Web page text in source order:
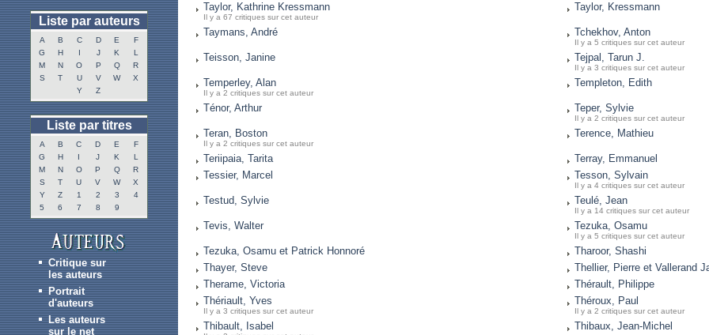
Liste par auteurs
A B C D E
F
G
H I J K
L
M
N O P Q
R
S
T U V W
X
Y
Z
Liste par titres
A B C D E
F
G
H I J K
L
M
N O P Q
R
S
T U V W
X
Y
Z 1 2 3
4
5
6 7 8 9
Critique sur
les auteurs
Portrait
d'auteurs
Les auteurs
sur le net
Taylor, Kathrine Kressmann
Il y a 67 critiques sur cet auteur
Taylor, Kressmann
Taymans, André Tchekhov, Anton
Il y a 5 critiques sur cet auteur
Teisson, Janine Tejpal, Tarun J.
Il y a 3 critiques sur cet auteur
Temperley, Alan
Il y a 2 critiques sur cet auteur
Templeton, Edith
Ténor, Arthur Teper, Sylvie
Il y a 2 critiques sur cet auteur
Teran, Boston
Il y a 2 critiques sur cet auteur
Terence, Mathieu
Teriipaia, Tarita
Terray, Emmanuel
Tessier, Marcel
Tesson, Sylvain
Il y a 4 critiques sur cet auteur
Testud, Sylvie Teulé, Jean
Il y a 14 critiques sur cet auteur
Tevis, Walter Tezuka, Osamu
Il y a 5 critiques sur cet auteur
Tezuka, Osamu et Patrick Honnoré
Tharoor, Shashi
Thayer, Steve
Thellier, Pierre et Vallerand
Therame, Victoria
Thérault, Philippe
Thériault, Yves
Il y a 3 critiques sur cet auteur
Théroux, Paul
Il y a 2 critiques sur cet auteur
Thibault, Isabel Thibaux, Jean-Michel